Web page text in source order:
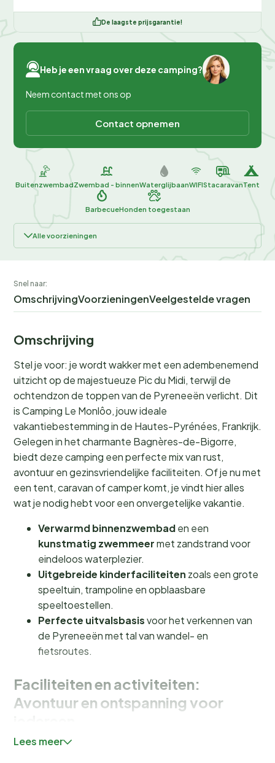
De laagste prijsgarantie!
Heb je een vraag over deze camping?
Neem contact met ons op
Contact opnemen
BuitenzwembadZwembad - binnenWaterglijbaanWIFIStacaravanTent
BarbecueHonden toegestaan
Alle voorzieningen
Snel naar:
OmschrijvingVoorzieningenVeelgestelde vragen
Omschrijving
Stel je voor: je wordt wakker met een adembenemend
uitzicht op de majestueuze Pic du Midi, terwijl de
ochtendzon de toppen van de Pyreneeën verlicht. Dit
is Camping Le Monlôo, jouw ideale
vakantiebestemming in de Hautes-Pyrénées, Frankrijk.
Gelegen in het charmante Bagnères-de-Bigorre,
biedt deze camping een perfecte mix van rust,
avontuur en gezinsvriendelijke faciliteiten. Of je nu met
een tent, caravan of camper komt, je vindt hier alles
wat je nodig hebt voor een onvergetelijke vakantie.
Verwarmd binnenzwembaden een
kunstmatig zwemmeermet zandstrand voor
eindeloos waterplezier.
Uitgebreide kinderfaciliteiten zoals een grote
speeltuin, trampoline en opblaasbare
speeltoestellen.
Perfecte uitvalsbasisvoor het verkennen van
de Pyreneeën met tal van wandel- en
fietsroutes.
Faciliteiten en activiteiten:
Avontuur en ontspanning voor
Bij Camping Le Monlôo draait alles om plezier en
Lees meer